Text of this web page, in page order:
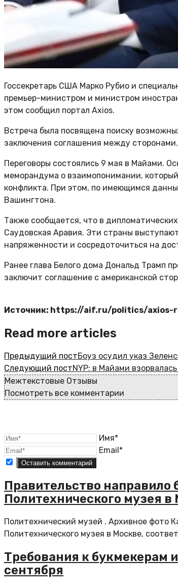
Госсекретарь США Марко Рубио и
премьер-министром и министром
этом сообщил портал Axios.
Встреча была посвящена поиску
заключения соглашения между сторонами.
Переговоры состоялись 9 мая в Майами.
меморандума о взаимопонимании,
конфликта. При этом, по имеющимся
Вашингтона.
Также сообщается, что в
Саудовская Аравия. Эти страны
напряженности и сосредоточиться на
Ранее глава Белого дома Дональд Трамп
заключит соглашение с американской
Источник: https://aif.ru/politics/
Read more articles
Предыдущий постБоуз осудил указ
Следующий постNYP: в Майами
Межтекстовые Отзывы
Посмотреть все комментарии
Имя*
Email*
Правительство направило
Политехнического музея в
Политехнический музей . Архивное фото
Политехнического музея в Москве,
Требования к букмекерам
сентября